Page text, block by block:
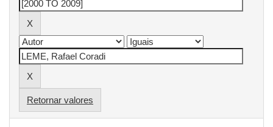
Retornar valores